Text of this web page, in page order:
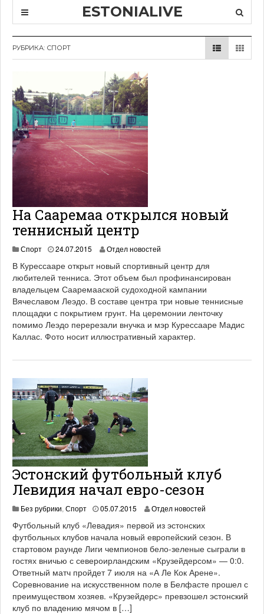
ESTONIALIVE
РУБРИКА: СПОРТ
На Сааремаа открылся новый
теннисный центр
Спорт 24.07.2015
.
0
6
.
0
2
1
Отдел новостей
В Курессааре открыт новый спортивный центр для
любителей тенниса. Этот объем был профинансирован
владельцем Сааремааской судоходной кампании
Вячеславом Леэдо. В составе центра три новые теннисные
площадки с покрытием грунт. На церемонии ленточку
помимо Леэдо перерезали внучка и мэр Курессааре Мадис
Каллас. Фото носит иллюстративный характер.
Эстонский футбольный клуб
Левидия начал евро-сезон
Без рубрики, Спорт 05.07.2015
.
0
6
.
0
2
1
Отдел новостей
Футбольный клуб «Левадия» первой из эстонских
футбольных клубов начала новый европейский сезон. В
стартовом раунде Лиги чемпионов бело-зеленые сыграли в
гостях вничью с североирландским «Крузейдерсом» — 0:0.
Ответный матч пройдет 7 июля на «А Ле Кок Арене».
Соревнование на искусственном поле в Белфасте прошел с
преимуществом хозяев. «Крузейдерс» превзошел эстонский
клуб по владению мячом в […]